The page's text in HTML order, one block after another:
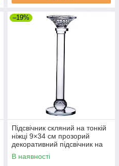
–19%
Підсвічник скляний на тонкій
ніжці 9×34 см прозорий
декоративний підсвічник на
стіл HP-4-8M
В наявності